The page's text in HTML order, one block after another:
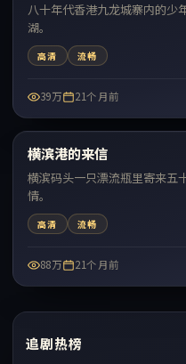
八十年代香港九龙城寨内的少
湖。
高清 流畅
39万 21个月前
最新
横滨港的来信
横滨码头一只漂流瓶里寄来五
情。
高清 流畅
88万 21个月前
追剧热榜